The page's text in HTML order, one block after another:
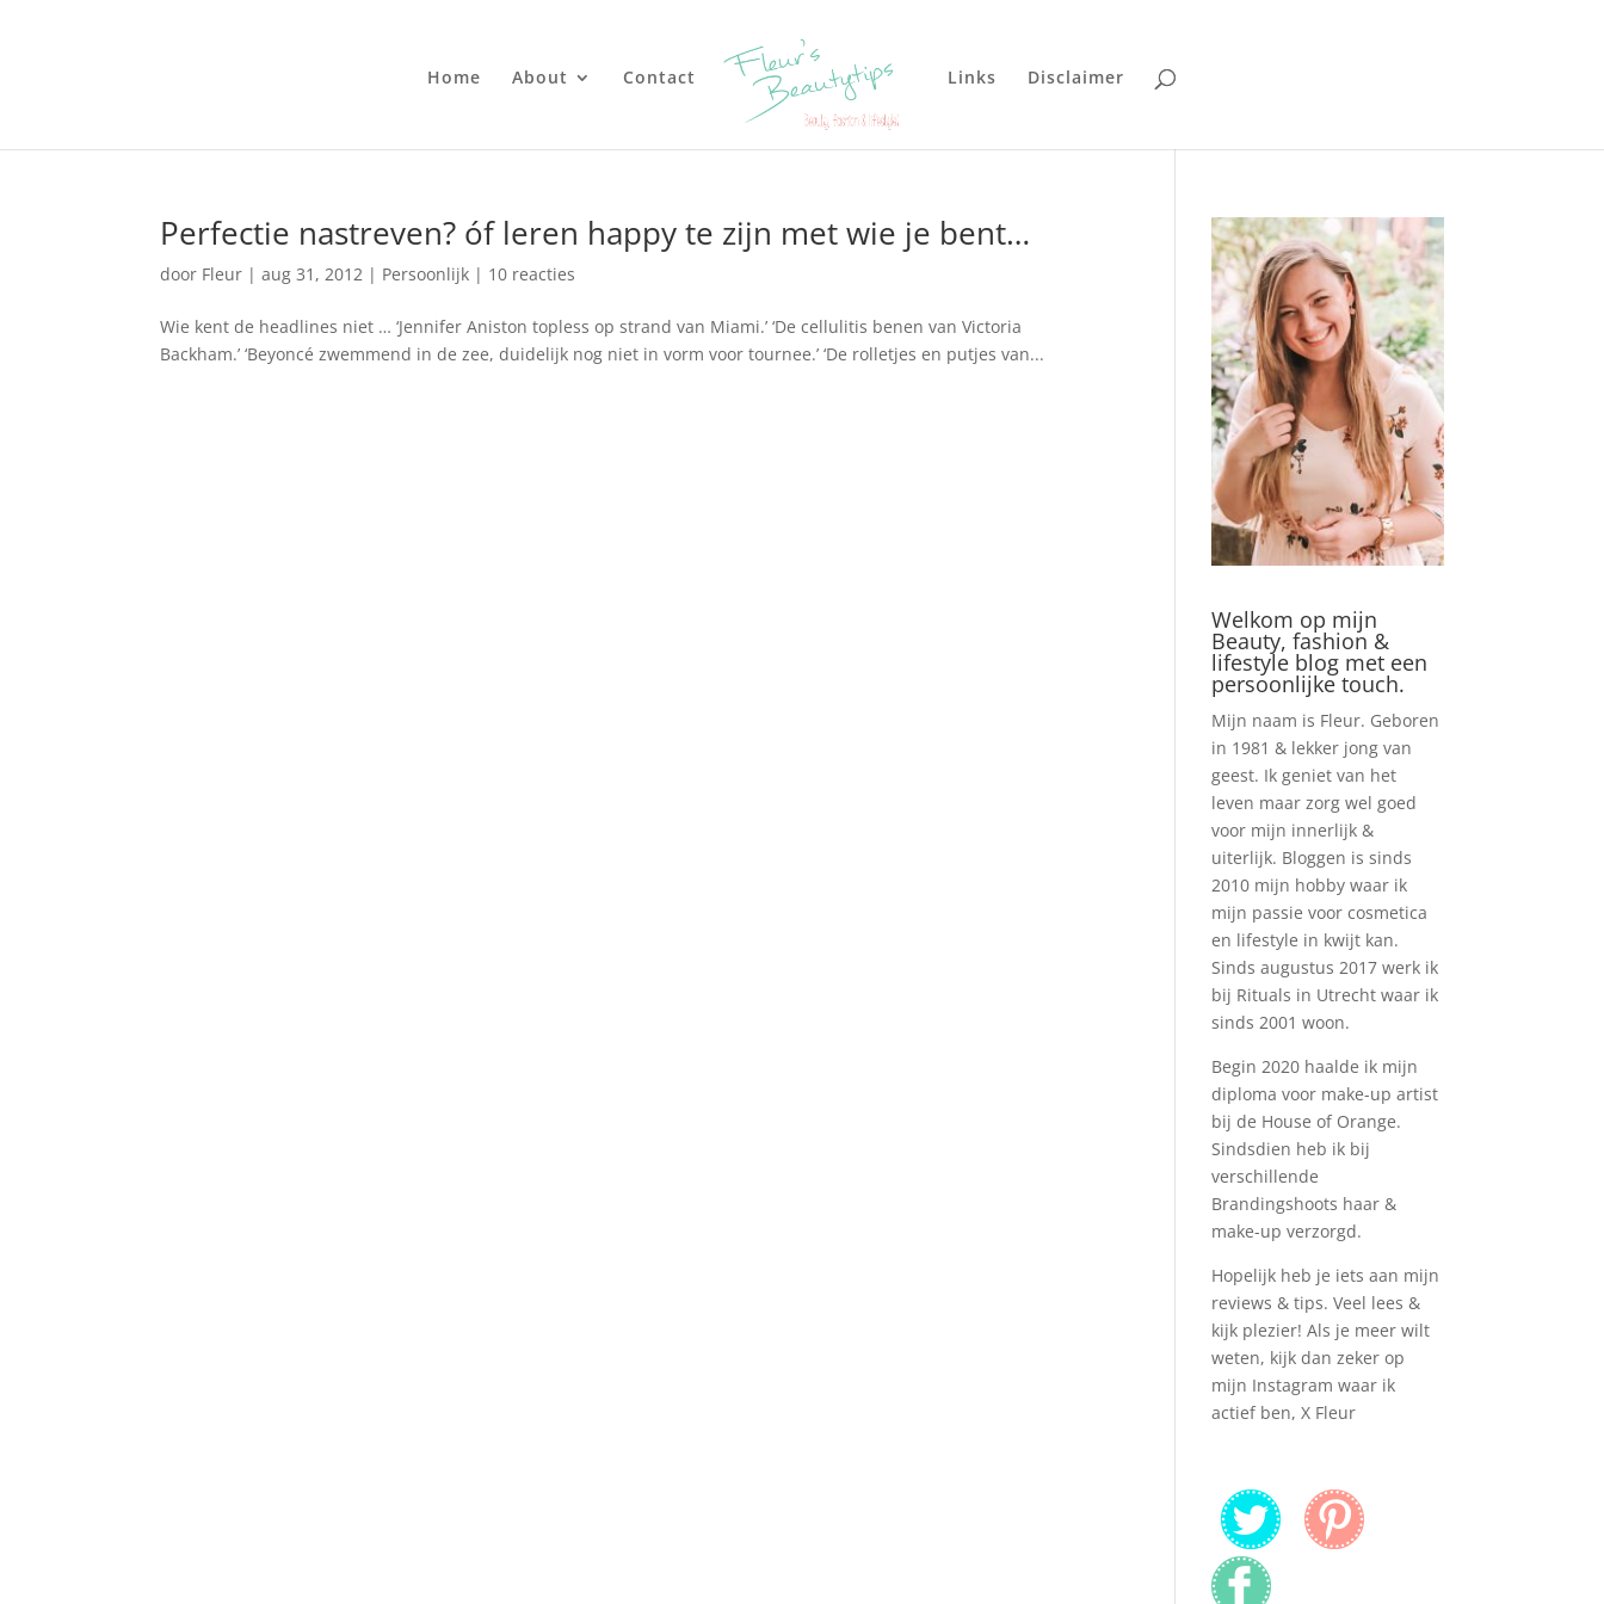
Home About Contact Links Disclaimer
Perfectie nastreven? óf leren happy te zijn met wie je bent…
door Fleur |aug 31, 2012 | Persoonlijk | 10 reacties
Wie kent de headlines niet … ‘Jennifer Aniston topless op strand van Miami.’ ‘De cellulitis benen van Victoria
Backham.’ ‘Beyoncé zwemmend in de zee, duidelijk nog niet in vorm voor tournee.’ ‘De rolletjes en putjes van...
Welkom op mijn
Beauty, fashion &
lifestyle blog met een
persoonlijke touch.
Mijn naam is Fleur. Geboren
in 1981 & lekker jong van
geest. Ik geniet van het
leven maar zorg wel goed
voor mijn innerlijk &
uiterlijk. Bloggen is sinds
2010 mijn hobby waar ik
mijn passie voor cosmetica
en lifestyle in kwijt kan.
Sinds augustus 2017 werk ik
bij Rituals in Utrecht waar ik
sinds 2001 woon.
Begin 2020 haalde ik mijn
diploma voor make-up artist
bij de House of Orange.
Sindsdien heb ik bij
verschillende
Brandingshoots haar &
make-up verzorgd.
Hopelijk heb je iets aan mijn
reviews & tips. Veel lees &
kijk plezier! Als je meer wilt
weten, kijk dan zeker op
mijn Instagram waar ik
actief ben, X Fleur